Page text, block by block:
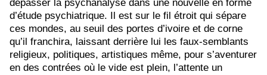
dépasser la psychanalyse dans une nouvelle en forme
d’étude psychiatrique. Il est sur le fil étroit qui sépare
ces mondes, au seuil des portes d’ivoire et de corne
qu’il franchira, laissant derrière lui les faux-semblants
religieux, politiques, artistiques même, pour s’aventurer
en des contrées où le vide est plein, l’attente un